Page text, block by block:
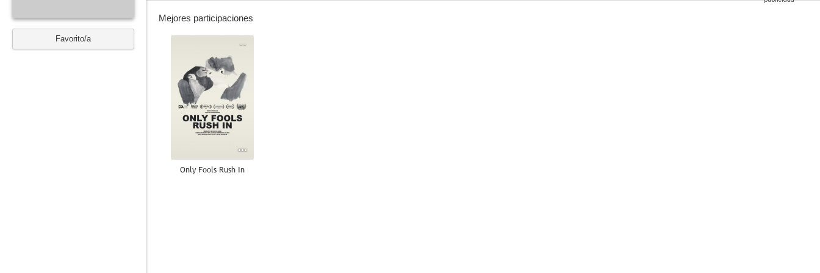
Favorito/a
Mejores participaciones
--
Only Fools Rush In